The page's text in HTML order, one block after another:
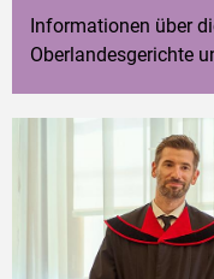
Informationen über
Oberlandesgerichte